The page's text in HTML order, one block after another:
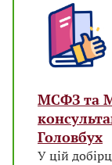
МСФЗ та
Головбух
У цій